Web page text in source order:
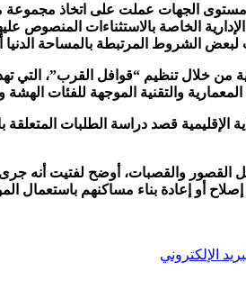
الجهات عملت على اتخاذ مجموعة
الشروط المرتبطة بالمساحة الدنيا
من خلال تنظيم “قوافل القرب”،
والتقنية الموجهة للفئات الهشة
قصد دراسة الطلبات
القصور والقصبات، أوضح لفتيت أنه
إعادة بناء مساكنهم باستعمال
الإلكتروني